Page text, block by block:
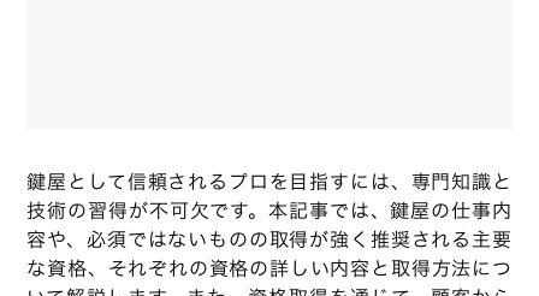
鍵屋として信頼されるプロを目指すには、専門知識と
技術の習得が不可欠です。本記事では、鍵屋の仕事内
容や、必須ではないものの取得が強く推奨される主要
な資格、それぞれの資格の詳しい内容と取得方法につ